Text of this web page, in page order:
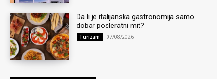
Da li je italijanska gastronomija samo
dobar posleratni mit?
Turizam 07/08/2026